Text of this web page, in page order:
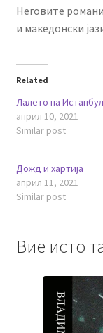
Неговите
и македонски
Related
Лалето на Истанбул
април 10, 2021
Similar post
Дожд и хартија
април 11, 2021
Similar post
Вие исто